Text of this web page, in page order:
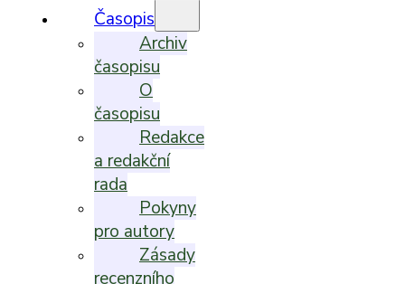
Časopis
Archiv
časopisu
O
časopisu
Redakce
a redakční
rada
Pokyny
pro autory
Zásady
recenzního